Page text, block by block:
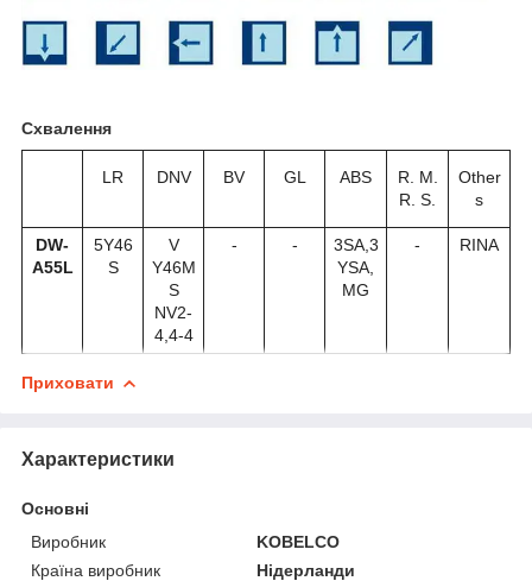
Схвалення
LR DNV BV GL ABS
R. M.
R. S.
Other
s
DW-
A55L
5Y46
S
V
Y46M
S
NV2-
4,4-4
- -
3SA,3
YSA,
MG
- RINA
Приховати
Характеристики
Основні
Виробник
KOBELCO
Країна виробник
Нідерланди